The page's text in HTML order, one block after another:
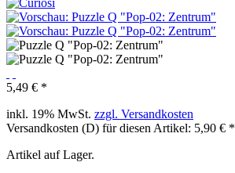
5,49 € *
inkl. 19% MwSt. zzgl. Versandkosten
Versandkosten (D) für diesen Artikel: 5,90 € *
Artikel auf Lager.